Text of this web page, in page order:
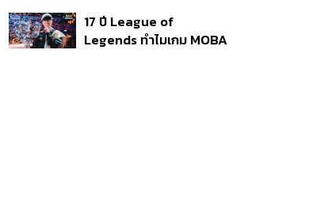
อยู่ที่ระบบภาษี
17 ปี League of
Legends ทำไมเกม MOBA